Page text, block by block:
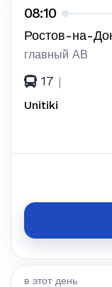
08:10
Ростов-на-
главный АВ
17 |
Unitiki
в этот день